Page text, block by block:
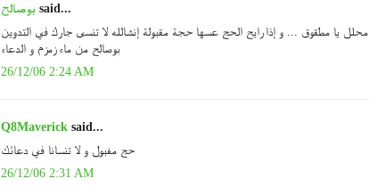
بوصالح said...
محلل يا مطقوق ... و إذا رايح الحج عسها حجة مقبولة إنشالله لا تنسى جارك في التدوين
بوصالح من ماء زمزم و الدعاء
26/12/06 2:24 AM
Q8Maverick said...
حج مفبول و لا تنسانا في دعائك
26/12/06 2:31 AM